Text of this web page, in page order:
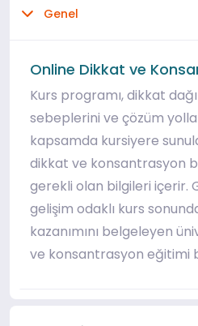
Genel
Online Dikkat ve
Kurs programı, dikkat
sebeplerini ve çözüm
kapsamda kursiyere
dikkat ve konsantrasyon
gerekli olan bilgileri içerir.
gelişim odaklı kurs
kazanımını belgeleyen
ve konsantrasyon eğitimi